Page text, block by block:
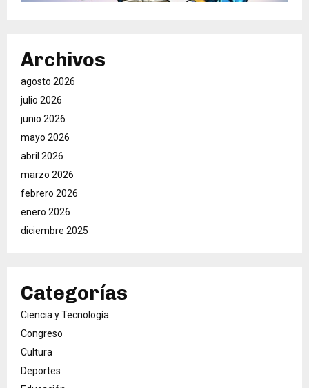
Archivos
agosto 2026
julio 2026
junio 2026
mayo 2026
abril 2026
marzo 2026
febrero 2026
enero 2026
diciembre 2025
Categorías
Ciencia y Tecnología
Congreso
Cultura
Deportes